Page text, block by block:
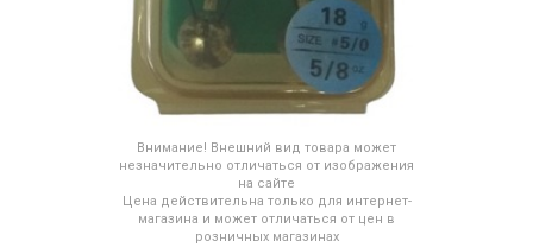
Внимание! Внешний вид товара может
незначительно отличаться от изображения
на сайте
Цена действительна только для интернет-
магазина и может отличаться от цен в
розничных магазинах